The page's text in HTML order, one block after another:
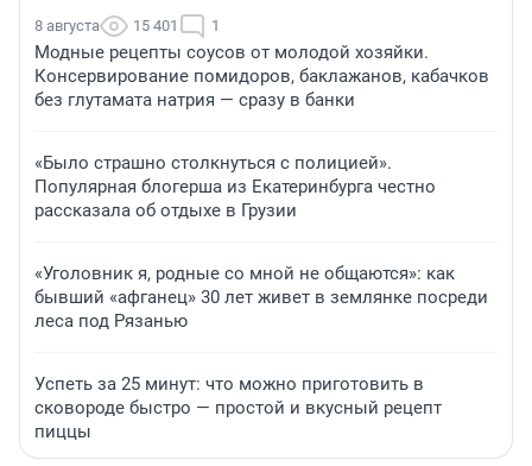
8 августа 15 401 1
Модные рецепты соусов от молодой хозяйки.
Консервирование помидоров, баклажанов, кабачков
без глутамата натрия — сразу в банки
«Было страшно столкнуться с полицией».
Популярная блогерша из Екатеринбурга честно
рассказала об отдыхе в Грузии
«Уголовник я, родные со мной не общаются»: как
бывший «афганец» 30 лет живет в землянке посреди
леса под Рязанью
Успеть за 25 минут: что можно приготовить в
сковороде быстро — простой и вкусный рецепт
пиццы